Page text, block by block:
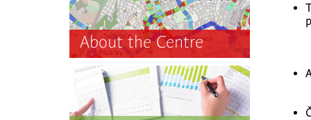
About the Centre